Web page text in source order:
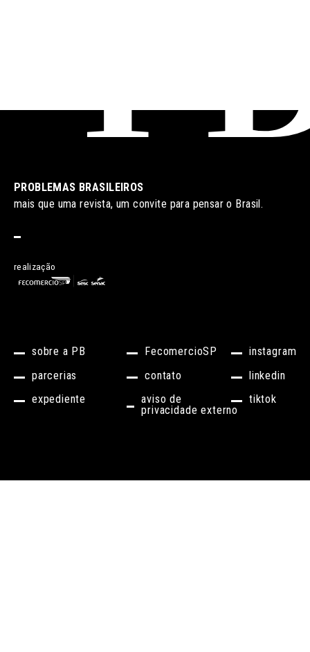
sobre a PB
parcerias
expediente
FecomercioSP
contato
aviso de
privacidade externo
instagram
linkedin
tiktok
PROBLEMAS BRASILEIROS
mais que uma revista, um convite para pensar o Brasil.
realização